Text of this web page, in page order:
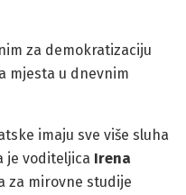
za demokratizaciju
mjesta u dnevnim
imaju sve više sluha
je voditeljica Irena
za mirovne studije